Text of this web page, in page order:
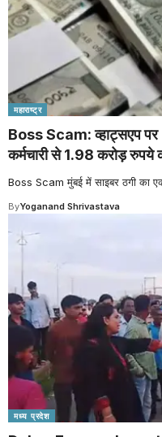
महाराष्ट्र
Boss Scam: व्हाट्सएप पर
कर्मचारी से 1.98 करोड़ रुपये
Boss Scam मुंबई में साइबर ठगी का
ByYoganand Shrivastava
मध्य प्रदेश